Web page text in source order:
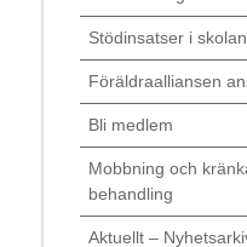
Stödinsatser i skolan
Föräldraalliansen
Bli medlem
Mobbning och
behandling
Aktuellt –